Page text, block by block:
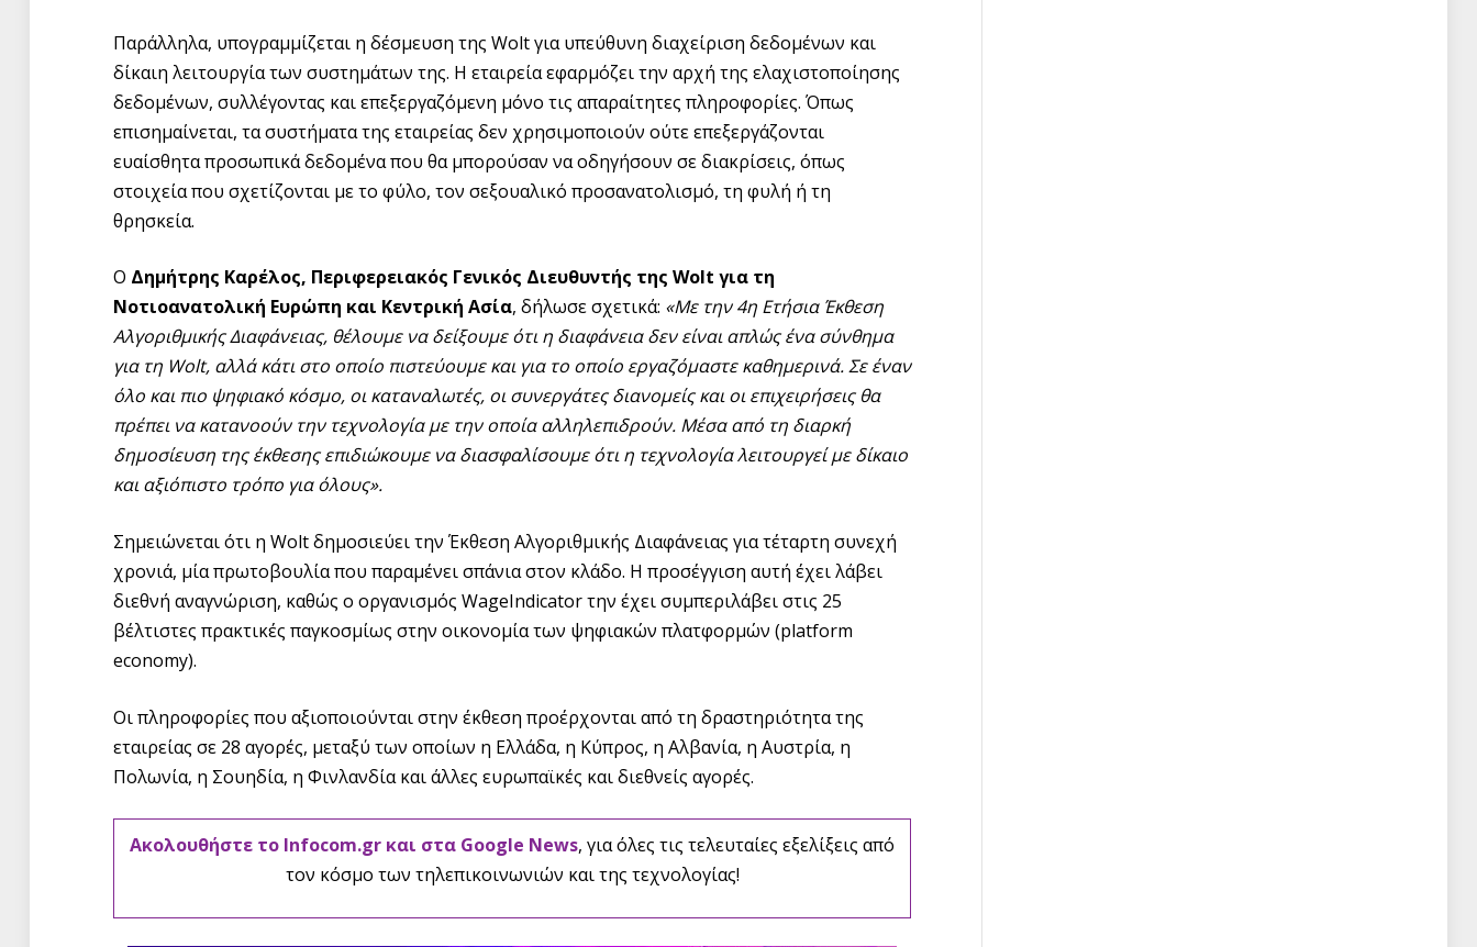
Παράλληλα, υπογραμμίζεται η δέσμευση της Wolt για υπεύθυνη διαχείριση δεδομένων και
δίκαιη λειτουργία των συστημάτων της. Η εταιρεία εφαρμόζει την αρχή της ελαχιστοποίησης
δεδομένων, συλλέγοντας και επεξεργαζόμενη μόνο τις απαραίτητες πληροφορίες. Όπως
επισημαίνεται, τα συστήματα της εταιρείας δεν χρησιμοποιούν ούτε επεξεργάζονται
ευαίσθητα προσωπικά δεδομένα που θα μπορούσαν να οδηγήσουν σε διακρίσεις, όπως
στοιχεία που σχετίζονται με το φύλο, τον σεξουαλικό προσανατολισμό, τη φυλή ή τη
θρησκεία.
Ο Δημήτρης Καρέλος, Περιφερειακός Γενικός Διευθυντής της Wolt για τη
Νοτιοανατολική Ευρώπη και Κεντρική Ασία, δήλωσε σχετικά: «Με την 4η Ετήσια Έκθεση
Αλγοριθμικής Διαφάνειας, θέλουμε να δείξουμε ότι η διαφάνεια δεν είναι απλώς ένα σύνθημα
για τη Wolt, αλλά κάτι στο οποίο πιστεύουμε και για το οποίο εργαζόμαστε καθημερινά. Σε έναν
όλο και πιο ψηφιακό κόσμο, οι καταναλωτές, οι συνεργάτες διανομείς και οι επιχειρήσεις θα
πρέπει να κατανοούν την τεχνολογία με την οποία αλληλεπιδρούν. Μέσα από τη διαρκή
δημοσίευση της έκθεσης επιδιώκουμε να διασφαλίσουμε ότι η τεχνολογία λειτουργεί με δίκαιο
και αξιόπιστο τρόπο για όλους».
Σημειώνεται ότι η Wolt δημοσιεύει την Έκθεση Αλγοριθμικής Διαφάνειας για τέταρτη συνεχή
χρονιά, μία πρωτοβουλία που παραμένει σπάνια στον κλάδο. Η προσέγγιση αυτή έχει λάβει
διεθνή αναγνώριση, καθώς ο οργανισμός WageIndicator την έχει συμπεριλάβει στις 25
βέλτιστες πρακτικές παγκοσμίως στην οικονομία των ψηφιακών πλατφορμών (platform
economy).
Οι πληροφορίες που αξιοποιούνται στην έκθεση προέρχονται από τη δραστηριότητα της
εταιρείας σε 28 αγορές, μεταξύ των οποίων η Ελλάδα, η Κύπρος, η Αλβανία, η Αυστρία, η
Πολωνία, η Σουηδία, η Φινλανδία και άλλες ευρωπαϊκές και διεθνείς αγορές.
Ακολουθήστε το Infocom.gr και στα Google News, για όλες τις τελευταίες εξελίξεις από
τον κόσμο των τηλεπικοινωνιών και της τεχνολογίας!